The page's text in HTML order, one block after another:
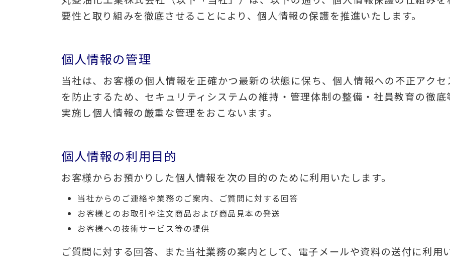
要性と取り組みを徹底させることにより、個人情報の保護を推進いたします。
個人情報の管理
当社は、お客様の個人情報を正確かつ最新の状態に保ち、個人情報への不正アク
を防止するため、セキュリティシステムの維持・管理体制の整備・社員教育の徹
実施し個人情報の厳重な管理をおこないます。
個人情報の利用目的
お客様からお預かりした個人情報を次の目的のために利用いたします。
当社からのご連絡や業務のご案内、ご質問に対する回答
お客様とのお取引や注文商品および商品見本の発送
お客様への技術サービス等の提供
ご質問に対する回答、また当社業務の案内として、電子メールや資料の送付に利用